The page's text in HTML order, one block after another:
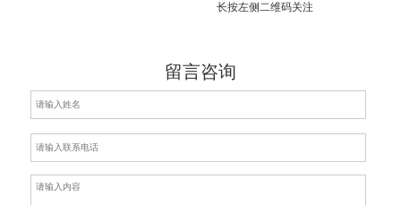
长按左侧二维码关注
留言咨询